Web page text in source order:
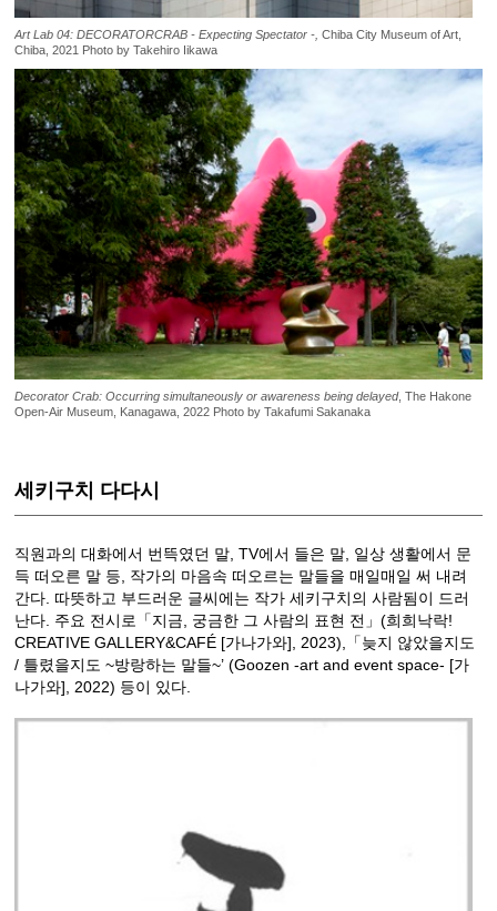
Art Lab 04: DECORATORCRAB - Expecting Spectator -, Chiba City Museum of Art,
Chiba, 2021 Photo by Takehiro Iikawa
Decorator Crab: Occurring simultaneously or awareness being delayed, The Hakone
Open-Air Museum, Kanagawa, 2022 Photo by Takafumi Sakanaka
세키구치 다다시
직원과의 대화에서 번뜩였던 말, TV에서 들은 말, 일상 생활에서 문
득 떠오른 말 등, 작가의 마음속 떠오르는 말들을 매일매일 써 내려
간다. 따뜻하고 부드러운 글씨에는 작가 세키구치의 사람됨이 드러
난다. 주요 전시로「지금, 궁금한 그 사람의 표현 전」(희희낙락!
CREATIVE GALLERY&CAFÉ [가나가와], 2023),「늦지 않았을지도
/ 틀렸을지도 ~방랑하는 말들~’ (Goozen -art and event space- [가
나가와], 2022) 등이 있다.